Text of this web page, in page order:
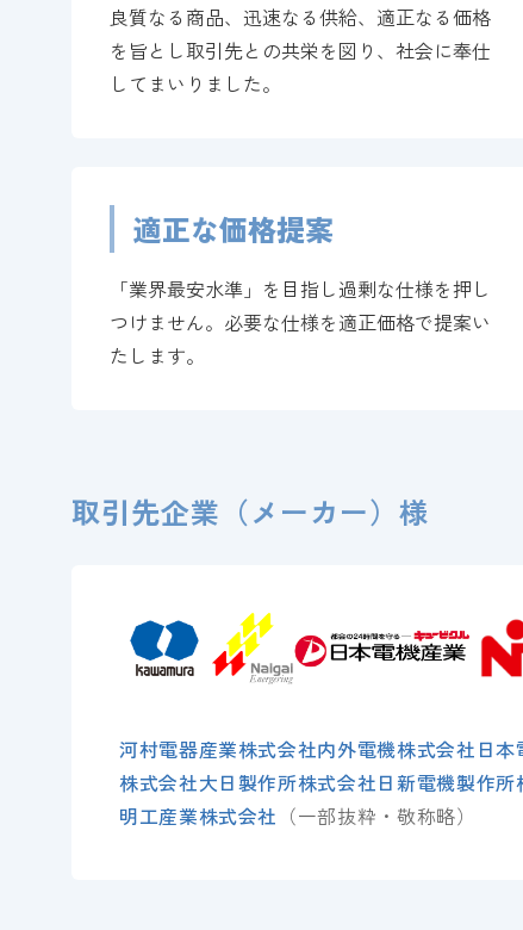
良質なる商品、迅速なる供給、適正なる価格
を旨とし取引先との共栄を図り、社会に奉仕
してまいりました。
適正な価格提案
「業界最安水準」を目指し過剰な仕様を押し
つけません。必要な仕様を適正価格で提案い
たします。
取引先企業（メーカー）様
河村電器産業株式会社内外電機株式会社 日
株式会社大日製作所株式会社日新電機製作所
明工産業株式会社 （一部抜粋・敬称略）